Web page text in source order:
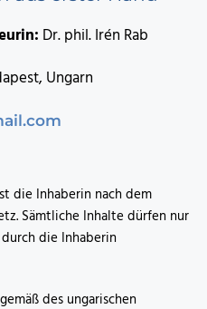
Dr. phil. Irén Rab
Ungarn
die Inhaberin nach dem
Sämtliche Inhalte dürfen nur
die Inhaberin
des ungarischen